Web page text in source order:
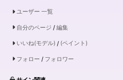
ユーザー 一覧
自分のページ / 編集
いいね(モデル) / (ペイント)
フォロー / フォロワー